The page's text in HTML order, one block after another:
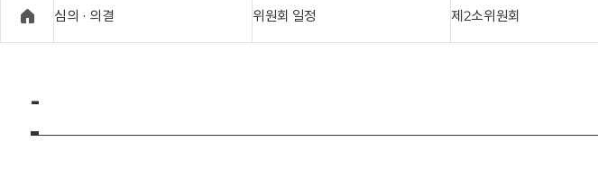
보
보
위
심의 · 의결 위원회 일정 제2소위원회
-